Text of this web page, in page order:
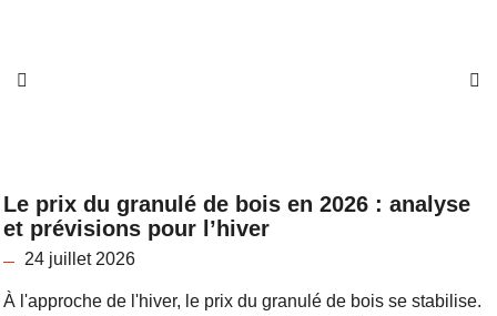
Le prix du granulé de bois en 2026 : analyse
et prévisions pour l’hiver
24 juillet 2026
À l'approche de l'hiver, le prix du granulé de bois se stabilise.